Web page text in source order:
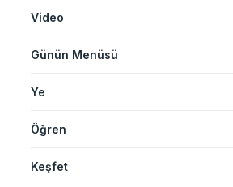
Video
Günün Menüsü
Ye
Öğren
Keşfet